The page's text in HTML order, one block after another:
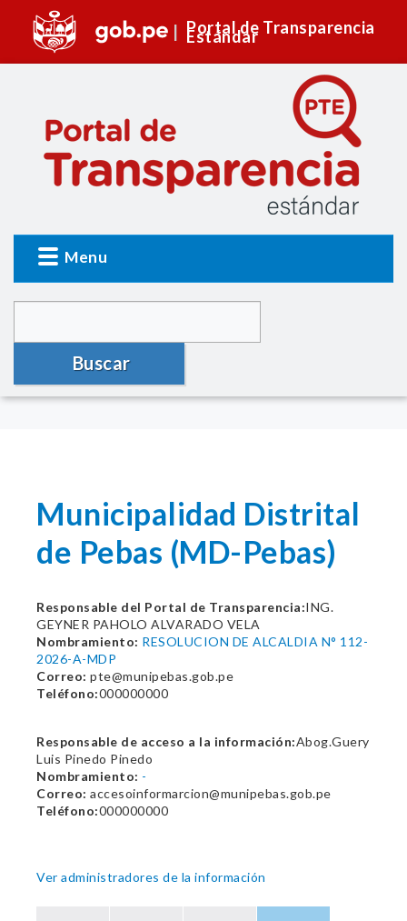
Portal de Transparencia
Estándar
Menu
Buscar
Municipalidad Distrital
de Pebas (MD-Pebas)
Responsable del Portal de Transparencia:ING.
GEYNER PAHOLO ALVARADO VELA
Nombramiento: RESOLUCION DE ALCALDIA N° 112-
2026-A-MDP
Correo: pte@munipebas.gob.pe
Teléfono:000000000
Responsable de acceso a la información:Abog.Guery
Luis Pinedo Pinedo
Nombramiento: -
Correo: accesoinformarcion@munipebas.gob.pe
Teléfono:000000000
Ver administradores de la información